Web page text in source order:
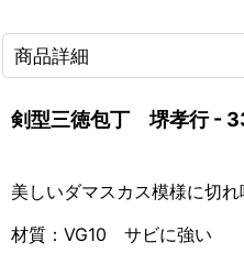
商品詳細
剣型三徳包丁 堺孝行 -
美しいダマスカス模様に切
材質：VG10 サビに強い